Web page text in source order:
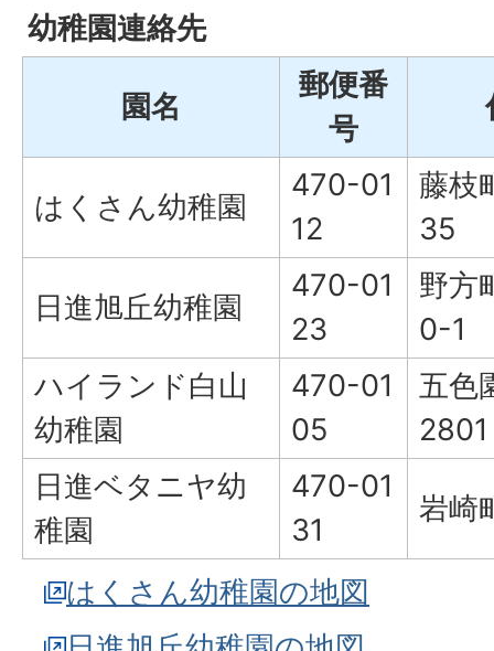
幼稚園連絡先
園名
郵便番
号
はくさん幼稚園
470-01
12
藤枝
35
日進旭丘幼稚園
470-01
23
野方
0-1
ハイランド白山
幼稚園
470-01
05
五色
2801
日進ベタニヤ幼
稚園
470-01
31
岩崎
はくさん幼稚園の地図